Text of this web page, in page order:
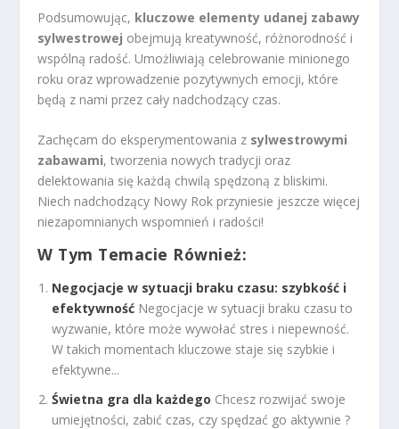
Podsumowując, kluczowe elementy udanej zabawy
sylwestrowej obejmują kreatywność, różnorodność i
wspólną radość. Umożliwiają celebrowanie minionego
roku oraz wprowadzenie pozytywnych emocji, które
będą z nami przez cały nadchodzący czas.
Zachęcam do eksperymentowania z sylwestrowymi
zabawami, tworzenia nowych tradycji oraz
delektowania się każdą chwilą spędzoną z bliskimi.
Niech nadchodzący Nowy Rok przyniesie jeszcze więcej
niezapomnianych wspomnień i radości!
W Tym Temacie Również:
Negocjacje w sytuacji braku czasu: szybkość i
efektywność Negocjacje w sytuacji braku czasu to
wyzwanie, które może wywołać stres i niepewność.
W takich momentach kluczowe staje się szybkie i
efektywne...
Świetna gra dla każdego Chcesz rozwijać swoje
umiejętności, zabić czas, czy spędzać go aktywnie ?